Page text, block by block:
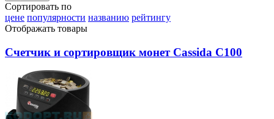
Сортировать по
цене популярности названию рейтингу
Отображать товары
Счетчик и сортировщик монет Cassida С100